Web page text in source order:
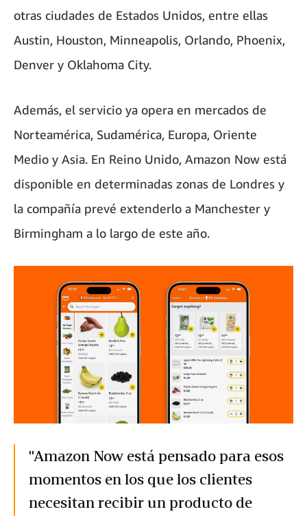
otras ciudades de Estados Unidos, entre ellas
Austin, Houston, Minneapolis, Orlando, Phoenix,
Denver y Oklahoma City.
Además, el servicio ya opera en mercados de
Norteamérica, Sudamérica, Europa, Oriente
Medio y Asia. En Reino Unido, Amazon Now está
disponible en determinadas zonas de Londres y
la compañía prevé extenderlo a Manchester y
Birmingham a lo largo de este año.
"Amazon Now está pensado para esos
momentos en los que los clientes
necesitan recibir un producto de